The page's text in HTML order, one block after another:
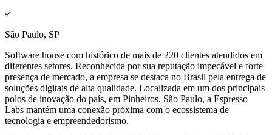
São Paulo, SP
Software house com histórico de mais de 220 clientes atendidos em
diferentes setores. Reconhecida por sua reputação impecável e forte
presença de mercado, a empresa se destaca no Brasil pela entrega de
soluções digitais de alta qualidade. Localizada em um dos principais
polos de inovação do país, em Pinheiros, São Paulo, a Espresso
Labs mantém uma conexão próxima com o ecossistema de
tecnologia e empreendedorismo.